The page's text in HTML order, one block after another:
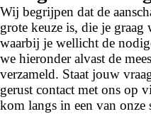
Wij begrijpen dat de
grote keuze is, die je
waarbij je wellicht de
we hieronder alvast de
verzameld. Staat jouw
gerust contact met ons op
kom langs in een van onze